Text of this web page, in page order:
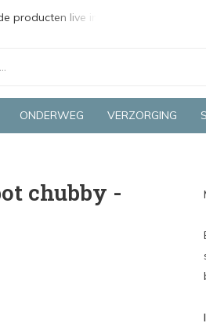
producten live in onze winkel in
ONDERWEG VERZORGING
chubby -